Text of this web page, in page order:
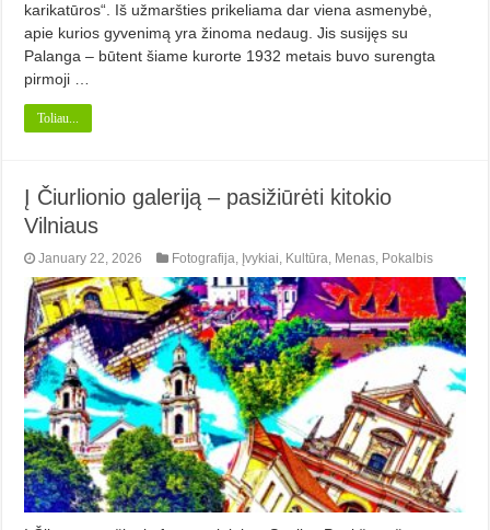
karikatūros“. Iš užmaršties prikeliama dar viena asmenybė,
apie kurios gyvenimą yra žinoma nedaug. Jis susijęs su
Palanga – būtent šiame kurorte 1932 metais buvo surengta
pirmoji …
Toliau...
Į Čiurlionio galeriją – pasižiūrėti kitokio
Vilniaus
January 22, 2026 Fotografija, Įvykiai, Kultūra, Menas, Pokalbis